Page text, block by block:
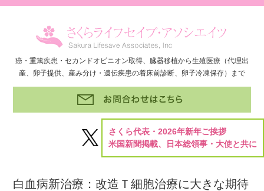
癌・重篤疾患・セカンドオピニオン取得、臓器移植から生殖医療（代理出
産、卵子提供、産み分け・遺伝疾患の着床前診断、卵子冷凍保存）まで
さくら代表・2026年新年ご挨拶
米国新聞掲載、日本総領事・大使と共に
白血病新治療：改造Ｔ細胞治療に大きな期待